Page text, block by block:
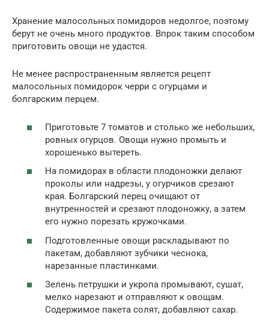
Хранение малосольных помидоров недолгое, поэтому
берут не очень много продуктов. Впрок таким способом
приготовить овощи не удастся.
Не менее распространенным является рецепт
малосольных помидорок черри с огурцами и
болгарским перцем.
Приготовьте 7 томатов и столько же небольших,
ровных огурцов. Овощи нужно промыть и
хорошенько вытереть.
На помидорах в области плодоножки делают
проколы или надрезы, у огурчиков срезают
края. Болгарский перец очищают от
внутренностей и срезают плодоножку, а затем
его нужно порезать кружочками.
Подготовленные овощи раскладывают по
пакетам, добавляют зубчики чеснока,
нарезанные пластинками.
Зелень петрушки и укропа промывают, сушат,
мелко нарезают и отправляют к овощам.
Содержимое пакета солят, добавляют сахар.